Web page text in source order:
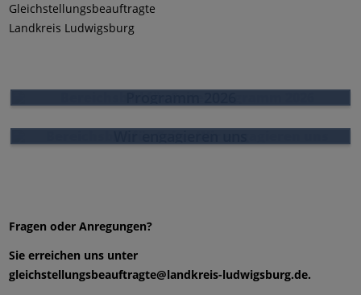
Gleichstellungsbeauftragte
Landkreis Ludwigsburg
Fragen oder Anregungen?
Sie erreichen uns unter
gleichstellungsbeauftragte@landkreis-ludwigsburg.de.